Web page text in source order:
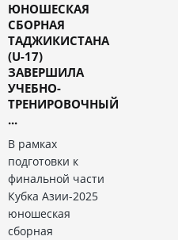
ЮНОШЕСКАЯ
СБОРНАЯ
ТАДЖИКИСТАНА
(U-17)
ЗАВЕРШИЛА
УЧЕБНО-
ТРЕНИРОВОЧНЫЙ
...
В рамках
подготовки к
финальной части
Кубка Азии-2025
юношеская
сборная